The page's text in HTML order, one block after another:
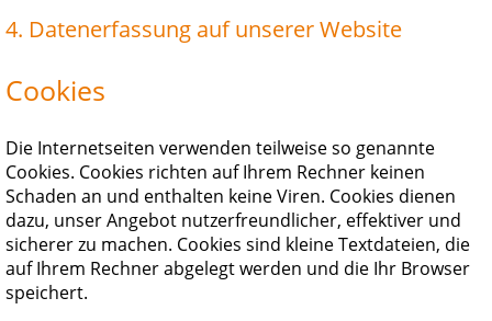
4. Datenerfassung auf unserer Website
Cookies
Die Internetseiten verwenden teilweise so genannte
Cookies. Cookies richten auf Ihrem Rechner keinen
Schaden an und enthalten keine Viren. Cookies dienen
dazu, unser Angebot nutzerfreundlicher, effektiver und
sicherer zu machen. Cookies sind kleine Textdateien, die
auf Ihrem Rechner abgelegt werden und die Ihr Browser
speichert.